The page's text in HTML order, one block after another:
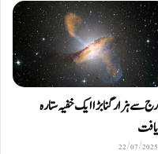
سے ہزار گنا بڑا ایک خفیہ ستارہ
22/07/2025